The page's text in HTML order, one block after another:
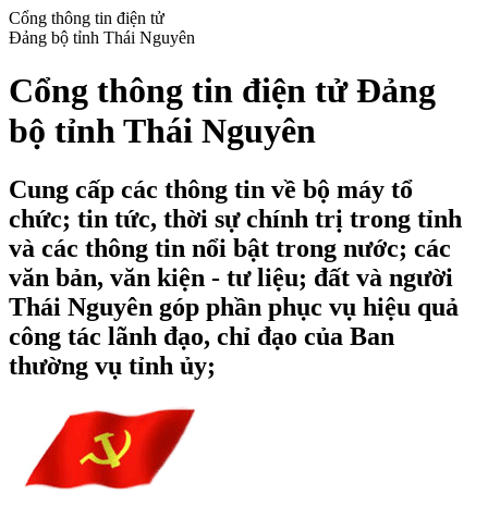
Cổng thông tin điện tử
Đảng bộ tỉnh Thái Nguyên
Cổng thông tin điện tử Đảng
bộ tỉnh Thái Nguyên
Cung cấp các thông tin về bộ máy tổ
chức; tin tức, thời sự chính trị trong tỉnh
và các thông tin nổi bật trong nước; các
văn bản, văn kiện - tư liệu; đất và người
Thái Nguyên góp phần phục vụ hiệu quả
công tác lãnh đạo, chỉ đạo của Ban
thường vụ tỉnh ủy;